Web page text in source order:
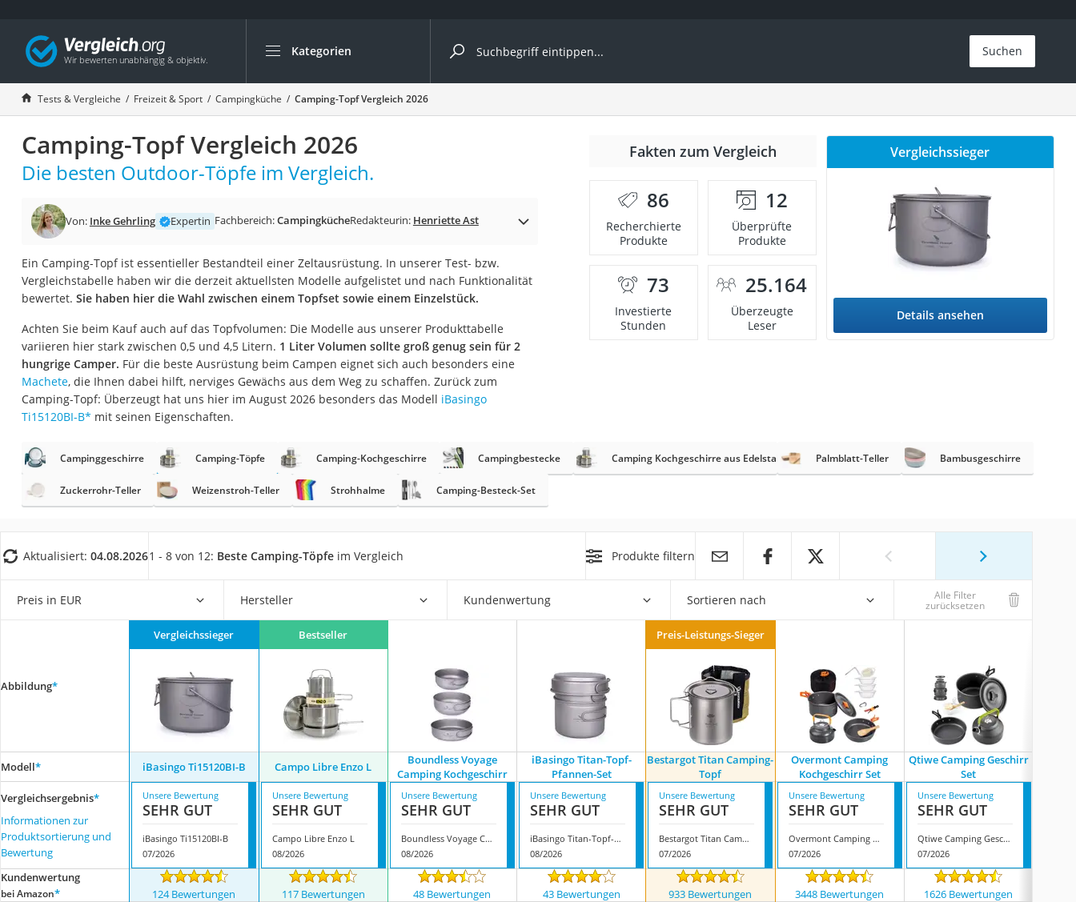
Kategorien
Die beliebtesten Vergleiche nach Kategorie
Freizeit & Sport
Gartentrampolin
Trampolin
Metalldetektor
Eufab-Fahrradträger
Trampolin 366 cm
Aluminium-Koffer
Futterboot
E-Bike-Dreirad
Trekkingschuhe Herren
Reisetasche mit Rollen
Nachtsichtgerät
Faltschloss
Vibrationsplatte
Sicherheitsweste Reiten
Service
Suchen
Tests & Vergleiche Freizeit & Sport Campingküche Camping-Topf Vergleich 2026
Camping-Topf Vergleich 2026
Die besten Outdoor-Töpfe im Vergleich.
Von: Inke Gehrling Expertin Fachbereich:CampingkücheRedakteurin: Henriette Ast
Ein Camping-Topf ist essentieller Bestandteil einer Zeltausrüstung. In unserer Test- bzw.
Vergleichstabelle haben wir die derzeit aktuellsten Modelle aufgelistet und nach Funktionalität
bewertet. Sie haben hier die Wahl zwischen einem Topfset sowie einem Einzelstück.
Achten Sie beim Kauf auch auf das Topfvolumen: Die Modelle aus unserer Produkttabelle
variieren hier stark zwischen 0,5 und 4,5 Litern. 1 Liter Volumen sollte groß genug sein für 2
hungrige Camper. Für die beste Ausrüstung beim Campen eignet sich auch besonders eine
Machete, die Ihnen dabei hilft, nerviges Gewächs aus dem Weg zu schaffen. Zurück zum
Camping-Topf: Überzeugt hat uns hier im August 2026 besonders das Modell iBasingo
Ti15120BI-B* mit seinen Eigenschaften.
Fakten zum Vergleich
86
Recherchierte
Produkte
12
Überprüfte
Produkte
73
Investierte
Stunden
25.164
Überzeugte
Leser
Vergleichssieger
Details ansehen
Campinggeschirre Camping-Töpfe Camping-Kochgeschirre Campingbestecke Camping Kochgeschirre aus Edelstahl Palmblatt-Teller Bambusgeschirre
Zuckerrohr-Teller Weizenstroh-Teller Strohhalme Camping-Besteck-Set
Aktualisiert: 04.08.20261 - 8 von 12: Beste Camping-Töpfe im Vergleich Produkte filtern
Preis in EUR Hersteller Kundenwertung Sortieren nach Alle Filter
zurücksetzen
Abbildung*
Vergleichssieger Bestseller Preis-Leistungs-Sieger
Modell* iBasingo Ti15120BI-B Campo Libre Enzo L
Boundless Voyage
Camping Kochgeschirr
iBasingo Titan-Topf-
Pfannen-Set
Bestargot Titan Camping-
Topf
Overmont Camping
Kochgeschirr Set
Qtiwe Camping Geschirr
Set
Vergleichsergebnis*
Informationen zur
Produktsortierung und
Bewertung
Unsere Bewertung
SEHR GUT
iBasingo Ti15120BI-B
07/2026
Unsere Bewertung
SEHR GUT
Campo Libre Enzo L
08/2026
Unsere Bewertung
SEHR GUT
Boundless Voyage Camping Kochgeschirr
08/2026
Unsere Bewertung
SEHR GUT
iBasingo Titan-Topf-Pfannen-Set
08/2026
Unsere Bewertung
SEHR GUT
Bestargot Titan Camping-Topf
07/2026
Unsere Bewertung
SEHR GUT
Overmont Camping Kochgeschirr Set
07/2026
Unsere Bewertung
SEHR GUT
Qtiwe Camping Geschirr Set
07/2026
Kundenwertung
bei Amazon* 124 Bewertungen 117 Bewertungen 48 Bewertungen 43 Bewertungen 933 Bewertungen 3448 Bewertungen 1626 Bewertungen